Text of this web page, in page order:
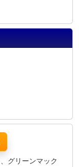
グリーンマック